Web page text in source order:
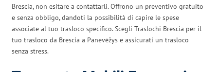
Brescia, non esitare a contattarli. Offrono un preventivo gratuito
e senza obbligo, dandoti la possibilità di capire le spese
associate al tuo trasloco specifico. Scegli Traslochi Brescia per il
tuo trasloco da Brescia a Panevėžys e assicurati un trasloco
senza stress.